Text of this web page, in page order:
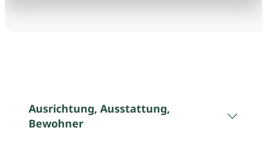
Ausrichtung, Ausstattung,
Bewohner